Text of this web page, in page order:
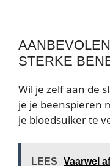
STERKE
Wil je zelf aan de
je je beenspieren
je bloedsuiker te
LEES Vaarwel